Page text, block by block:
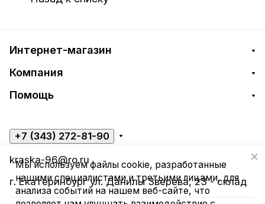
Интернет-магазин
Компания
Помощь
+7 (343) 272-81-90
kraska-96@ro.ru
г. Екатеринбург ул. Данилы Зверева, 23 - склад
Мы используем файлы cookie, разработанные
нашими специалистами и третьими лицами, для
анализа событий на нашем веб-сайте, что